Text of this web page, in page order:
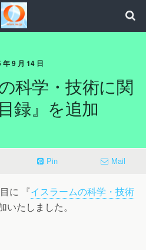
年 9 月 14 日
科学・技術に関
録』を追加
Pin Mail
に 『イスラームの科学・技術
いたしました。